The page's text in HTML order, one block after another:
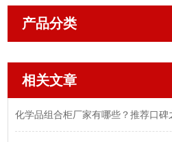
产品分类
相关文章
化学品组合柜厂家有哪些？推荐口